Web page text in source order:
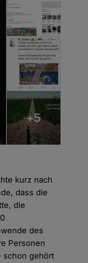
kurz nach
dass die
die
des
Personen
schon gehört